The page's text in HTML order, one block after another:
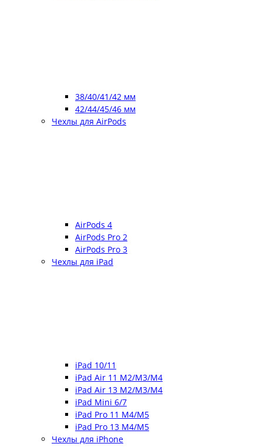
38/40/41/42 мм
42/44/45/46 мм
Чехлы для AirPods
AirPods 4
AirPods Pro 2
AirPods Pro 3
Чехлы для iPad
iPad 10/11
iPad Air 11 M2/M3/M4
iPad Air 13 M2/M3/M4
iPad Mini 6/7
iPad Pro 11 M4/M5
iPad Pro 13 M4/M5
Чехлы для iPhone